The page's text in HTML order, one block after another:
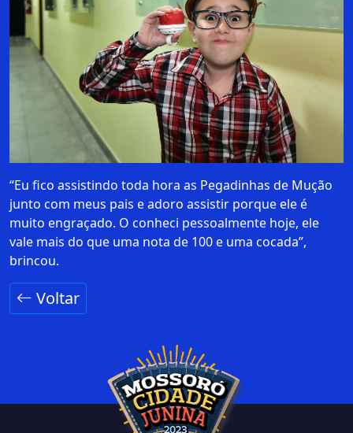
“Eu fico assistindo toda hora as Pegadinhas de Mução
junto com meus pais e adoro assistir porque ele é
muito engraçado. O conheci pessoalmente hoje, ele
vale mais do que uma nota de 100 e uma cocada”,
brincou.
Voltar